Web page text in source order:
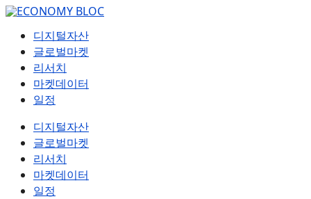
컨
디지털자산
글로벌마켓
리서치
마켓데이터
일정
디지털자산
글로벌마켓
리서치
마켓데이터
일정